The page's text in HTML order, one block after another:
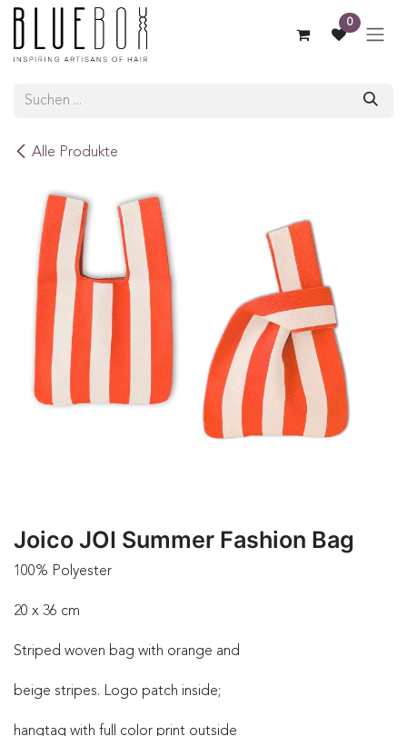
ZUM INHALT SPRINGEN
0
Alle Produkte
Joico JOI Summer Fashion Bag
100% Polyester
20 x 36 cm
Striped woven bag with orange and
beige stripes. Logo patch inside;
hangtag with full color print outside